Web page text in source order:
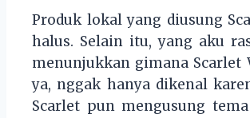
Produk lokal yang diusung
halus. Selain itu, yang aku
menunjukkan gimana Scarlet
ya, nggak hanya dikenal
Scarlet pun mengusung tema